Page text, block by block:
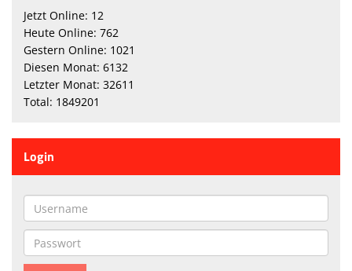
Jetzt Online: 12
Heute Online: 762
Gestern Online: 1021
Diesen Monat: 6132
Letzter Monat: 32611
Total: 1849201
Login